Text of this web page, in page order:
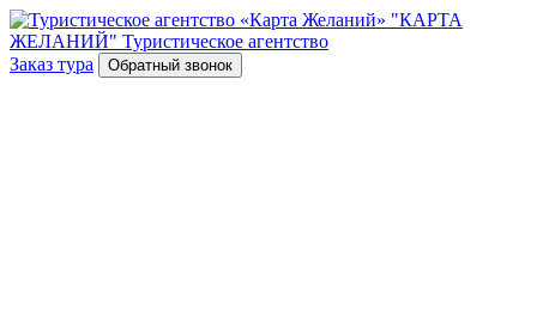
"КАРТА
ЖЕЛАНИЙ" Туристическое агентство
Заказ тура
Обратный звонок